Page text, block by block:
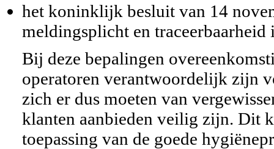
het koninklijk besluit van 14
meldingsplicht en traceerbaarheid
Bij deze bepalingen
operatoren verantwoordelijk zijn
zich er dus moeten van
klanten aanbieden veilig zijn. Dit
toepassing van de goede